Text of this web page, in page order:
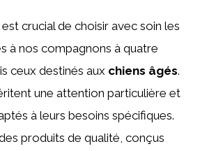
crucial de choisir avec soin les
à nos compagnons à quatre
ceux destinés aux chiens âgés.
une attention particulière et
à leurs besoins spécifiques.
produits de qualité, conçus